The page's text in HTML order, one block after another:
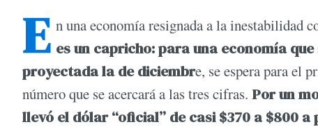
E n una economía resignada a la inestabilidad
es un capricho: para una economía
proyectada la de diciembre, se espera para el
número que se acercará a las tres cifras. Por un
llevó el dólar “oficial” de casi $370 a $800